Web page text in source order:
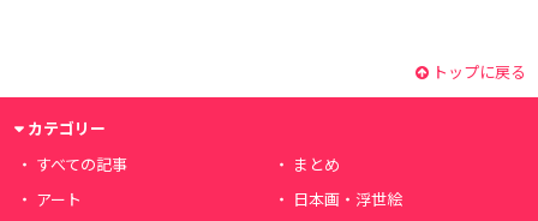
トップに戻る
カテゴリー
すべての記事
まとめ
アート
日本画・浮世絵